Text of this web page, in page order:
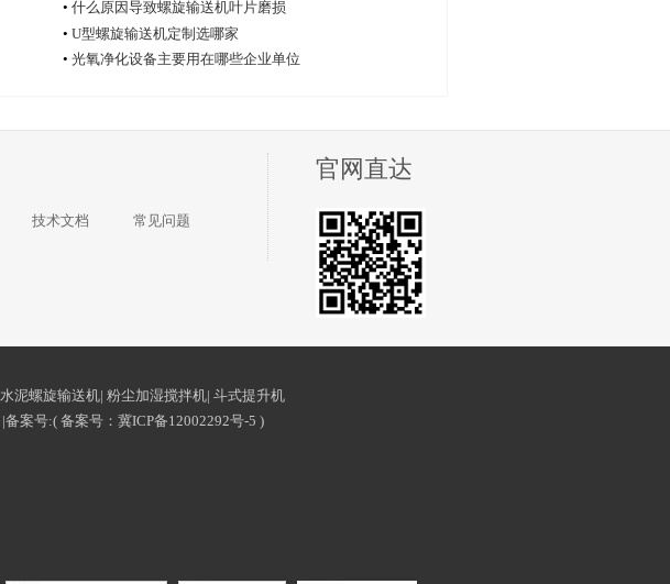
• 什么原因导致螺旋输送机叶片磨损
• U型螺旋输送机定制选哪家
• 光氧净化设备主要用在哪些企业单位
技术文档 常见问题
官网直达
水泥螺旋输送机| 粉尘加湿搅拌机| 斗式提升机
|备案号:( 备案号： 冀ICP备12002292号-5 )